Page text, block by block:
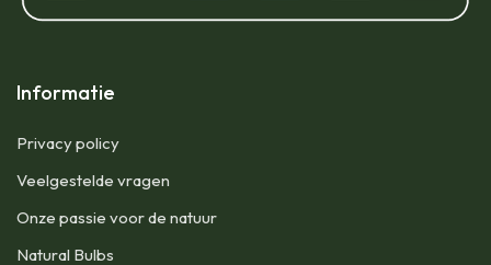
Informatie
Privacy policy
Veelgestelde vragen
Onze passie voor de natuur
Natural Bulbs